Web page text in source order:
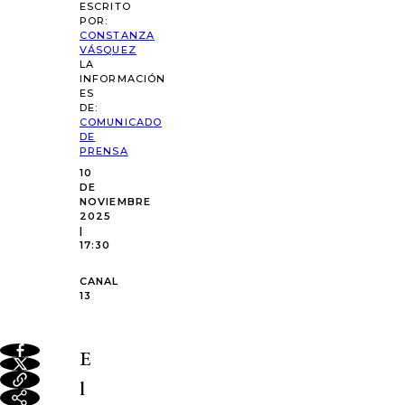
ESCRITO
POR:
CONSTANZA
VÁSQUEZ
LA
INFORMACIÓN
ES
DE:
COMUNICADO
DE
PRENSA
10
DE
NOVIEMBRE
2025
|
17:30
CANAL
13
E
l